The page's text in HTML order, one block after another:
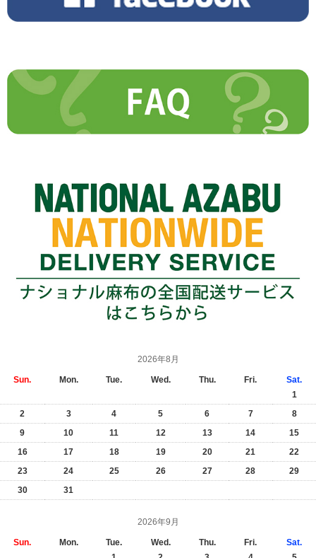
2026年8月
Sun. Mon. Tue. Wed. Thu. Fri.
Sat.
1
2
3 4 5 6 7
8
9
10 11 12 13 14
15
16
17 18 19 20 21
22
23
24 25 26 27 28
29
30
31
2026年9月
Sun. Mon. Tue. Wed. Thu. Fri.
Sat.